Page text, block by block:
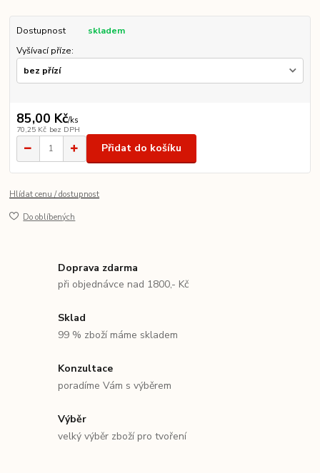
Dostupnost
skladem
Vyšívací příze:
85,00 Kč/ks
70,25 Kč bez DPH
Přidat do košíku
Hlídat cenu / dostupnost
Do oblíbených
Doprava zdarma
při objednávce nad 1800,- Kč
Sklad
99 % zboží máme skladem
Konzultace
poradíme Vám s výběrem
Výběr
velký výběr zboží pro tvoření